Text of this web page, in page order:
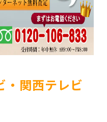
・関西テレビ